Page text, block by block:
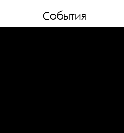
События